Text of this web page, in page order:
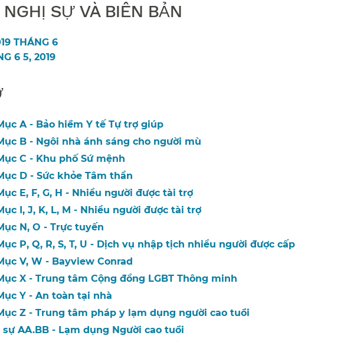
SỰ VÀ BIÊN BẢN​​
THÁNG 6​​
6 5, 2019​​
A - Bảo hiểm Y tế Tự trợ giúp​​
B - Ngôi nhà ánh sáng cho người mù​​
C - Khu phố Sứ mệnh​​
D - Sức khỏe Tâm thần​​
E, F, G, H - Nhiều người được tài trợ​​
I, J, K, L, M - Nhiều người được tài trợ​​
N, O - Trực tuyến​​
P, Q, R, S, T, U - Dịch vụ nhập tịch nhiều người được cấp​​
V, W - Bayview Conrad​​
X - Trung tâm Cộng đồng LGBT Thông minh​​
Y - An toàn tại nhà​​
Z - Trung tâm pháp y lạm dụng người cao tuổi​​
AA.BB - Lạm dụng Người cao tuổi​​